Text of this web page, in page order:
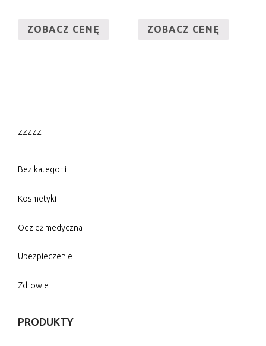
ZOBACZ CENĘ ZOBACZ CENĘ
zzzzz
Bez kategorii
Kosmetyki
Odzież medyczna
Ubezpieczenie
Zdrowie
PRODUKTY